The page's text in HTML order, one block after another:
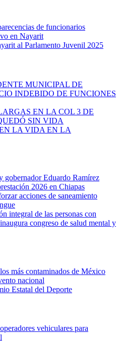
de funcionarios
en Nayarit
al Parlamento Juvenil 2025
MUNICIPAL DE
INDEBIDO DE FUNCIONES
EN LA COL 3 DE
SIN VIDA
LA VIDA EN LA
gobernador Eduardo Ramírez
2026 en Chiapas
acciones de saneamiento
integral de las personas con
congreso de salud mental y
más contaminados de México
nacional
Estatal del Deporte
vehiculares para